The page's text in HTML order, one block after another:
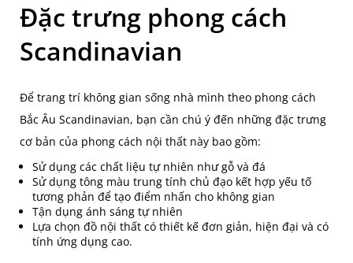
Đặc trưng phong cách
Scandinavian
Để trang trí không gian sống nhà mình theo phong cách
Bắc Âu Scandinavian, bạn cần chú ý đến những đặc trưng
cơ bản của phong cách nội thất này bao gồm:
Sử dụng các chất liệu tự nhiên như gỗ và đá
Sử dụng tông màu trung tính chủ đạo kết hợp yếu tố
tương phản để tạo điểm nhấn cho không gian
Tận dụng ánh sáng tự nhiên
Lựa chọn đồ nội thất có thiết kế đơn giản, hiện đại và có
tính ứng dụng cao.